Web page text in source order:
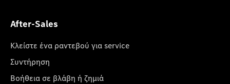
After-Sales
Κλείστε ένα ραντεβού για service
Συντήρηση
Βοήθεια σε βλάβη ή ζημιά